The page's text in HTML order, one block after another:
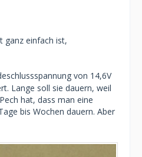
ganz einfach ist,
von 14,6V
Lange soll sie dauern, weil
hat, dass man eine
bis Wochen dauern. Aber